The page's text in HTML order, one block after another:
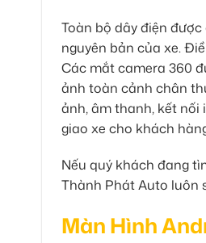
Toàn bộ dây điện
nguyên bản của xe.
Các mắt camera 360
ảnh toàn cảnh chân
ảnh, âm thanh, kết
giao xe cho khách
Nếu quý khách đang
Thành Phát Auto luôn
Màn Hình